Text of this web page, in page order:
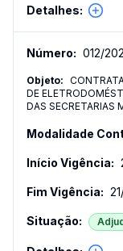
012/
DE
DAS SECRETARIAS